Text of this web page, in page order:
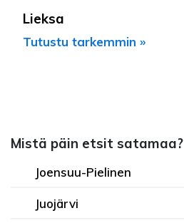
Lieksa
Tutustu tarkemmin »
Mistä päin etsit satamaa?
Joensuu-Pielinen
Juojärvi